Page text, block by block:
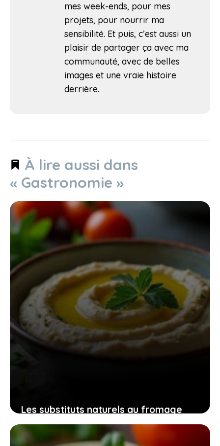
mes week-ends, pour mes
projets, pour nourrir ma
sensibilité. Et puis, c’est aussi un
plaisir de partager ça avec ma
communauté, avec de belles
images et une vraie histoire
derrière.
À lire aussi dans
« Gastronomie »
Les substituts naturels au fromage
blanc qui apportent fraîcheur et
gourmandise à votre table